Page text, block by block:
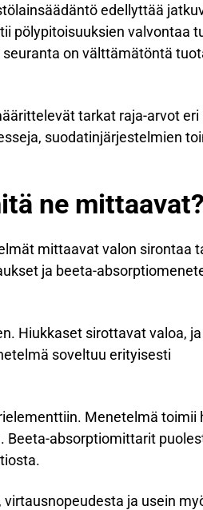
edellyttää
pölypitoisuuksien valvontaa
on välttämätöntä
tarkat raja-arvot eri
suodatinjärjestelmien
ne mittaavat?
mittaavat valon sirontaa
ja beeta-
Hiukkaset sirottavat valoa,
soveltuu erityisesti
Menetelmä toimii
Beeta-absorptiomittarit
ja usein